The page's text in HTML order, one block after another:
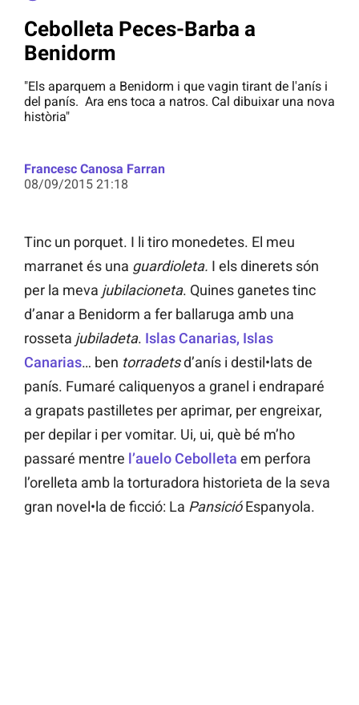
Cebolleta Peces-Barba a
Benidorm
"Els aparquem a Benidorm i que vagin tirant de l'anís i
del panís. Ara ens toca a natros. Cal dibuixar una nova
història"
Francesc Canosa Farran
08/09/2015 21:18
Tinc un porquet. I li tiro monedetes. El meu
marranet és una guardioleta. I els dinerets són
per la meva jubilacioneta. Quines ganetes tinc
d’anar a Benidorm a fer ballaruga amb una
rosseta jubiladeta. Islas Canarias, Islas
Canarias… ben torradetsd’anís i destil•lats de
panís. Fumaré caliquenyos a granel i endraparé
a grapats pastilletes per aprimar, per engreixar,
per depilar i per vomitar. Ui, ui, què bé m’ho
passaré mentre l’auelo Cebolleta em perfora
l’orelleta amb la torturadora historieta de la seva
gran novel•la de ficció: La PansicióEspanyola.